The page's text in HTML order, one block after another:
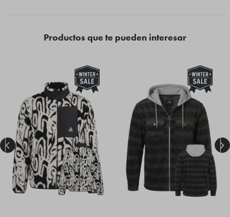
Productos que te pueden interesar
 